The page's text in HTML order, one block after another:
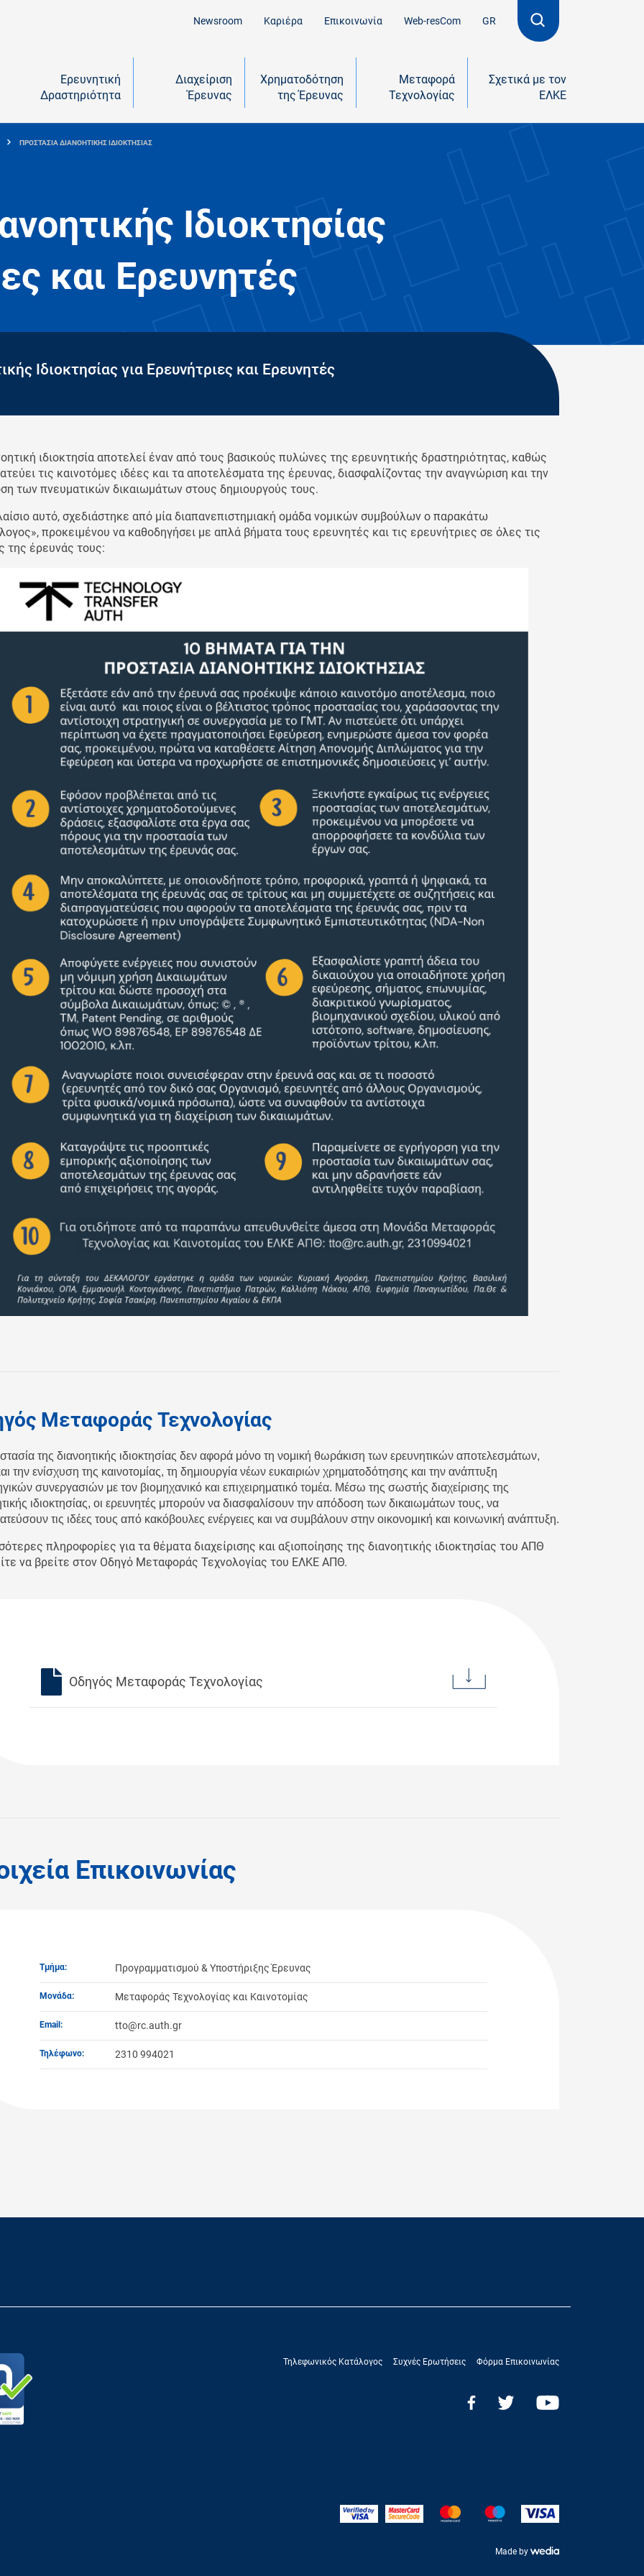
Newsroom Καριέρα Επικοινωνία Web-resCom GR
Ερευνητική
Δραστηριότητα
Διαχείριση
Έρευνας
Χρηματοδότηση
της Έρευνας
Μεταφορά
Τεχνολογίας
Σχετικά με τον
ΕΛΚΕ
ΠΡΟΣΤΑΣΙΑ ΔΙΑΝΟΗΤΙΚΗΣ ΙΔΙΟΚΤΗΣΙΑΣ
Ιδιοκτησίας
και Ερευνητές
Ιδιοκτησίας για Ερευνήτριες και Ερευνητές
ιδιοκτησία αποτελεί έναν από τους βασικούς πυλώνες της ερευνητικής δραστηριότητας, καθώς
τις καινοτόμες ιδέες και τα αποτελέσματα της έρευνας, διασφαλίζοντας την αναγνώριση και την
των πνευματικών δικαιωμάτων στους δημιουργούς τους.
αυτό, σχεδιάστηκε από μία διαπανεπιστημιακή ομάδα νομικών συμβούλων ο παρακάτω
προκειμένου να καθοδηγήσει με απλά βήματα τους ερευνητές και τις ερευνήτριες σε όλες τις
της έρευνάς τους:
Μεταφοράς Τεχνολογίας
της διανοητικής ιδιοκτησίας δεν αφορά μόνο τη νομική θωράκιση των ερευνητικών αποτελεσμάτων,
την ενίσχυση της καινοτομίας, τη δημιουργία νέων ευκαιριών χρηματοδότησης και την ανάπτυξη
συνεργασιών με τον βιομηχανικό και επιχειρηματικό τομέα. Μέσω της σωστής διαχείρισης της
ιδιοκτησίας, οι ερευνητές μπορούν να διασφαλίσουν την απόδοση των δικαιωμάτων τους, να
τις ιδέες τους από κακόβουλες ενέργειες και να συμβάλουν στην οικονομική και κοινωνική ανάπτυξη.
πληροφορίες για τα θέματα διαχείρισης και αξιοποίησης της διανοητικής ιδιοκτησίας του ΑΠΘ
να βρείτε στον Οδηγό Μεταφοράς Τεχνολογίας του ΕΛΚΕ ΑΠΘ.
Οδηγός Μεταφοράς Τεχνολογίας
Επικοινωνίας
Τμήμα: Προγραμματισμού & Υποστήριξης Έρευνας
Μονάδα: Μεταφοράς Τεχνολογίας και Καινοτομίας
Email: tto@rc.auth.gr
Τηλέφωνο: 2310 994021
Τηλεφωνικός Κατάλογος Συχνές Ερωτήσεις Φόρμα Επικοινωνίας
Made by